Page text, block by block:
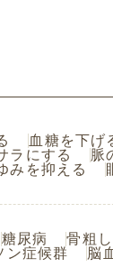
血糖を下げ
ラにする 脈
みを抑える
糖尿病 骨粗
ン症候群
脳